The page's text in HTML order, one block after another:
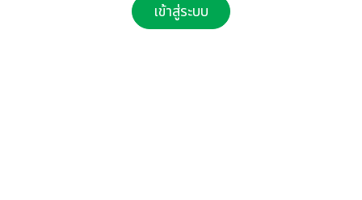
เข้าสู่ระบบ